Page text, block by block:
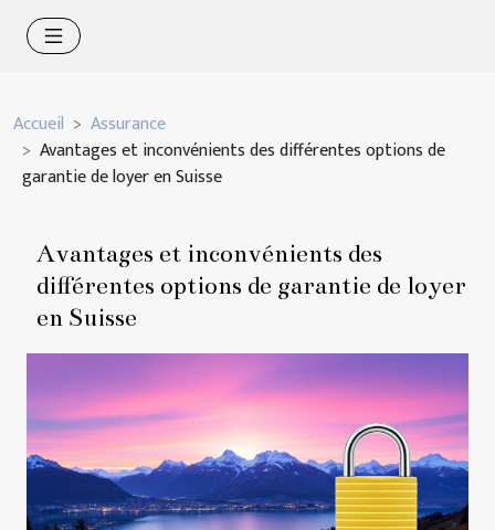
Accueil
Assurance
Avantages et inconvénients des différentes options de
garantie de loyer en Suisse
Avantages et inconvénients des
différentes options de garantie de loyer
en Suisse